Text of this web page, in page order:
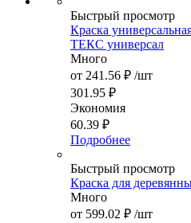
Быстрый просмотр
Краска
ТЕКС универсал
Много
от 241.56 ₽ /шт
301.95 ₽
Экономия
60.39 ₽
Подробнее
Быстрый просмотр
Краска для
Много
от 599.02 ₽ /шт